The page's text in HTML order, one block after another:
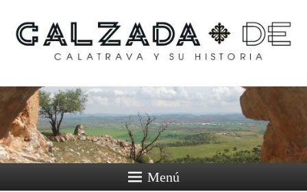
Calzada de Calatrava y
su historia
Menú